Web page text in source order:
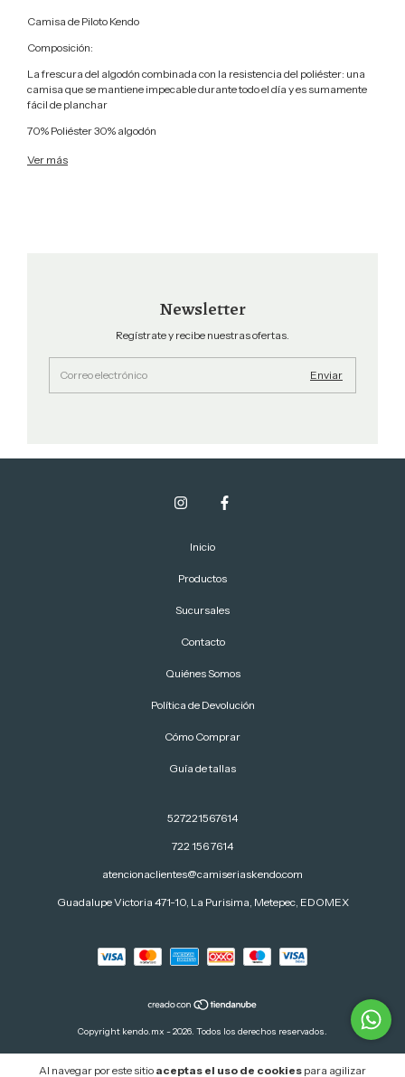
Al navegar por este sitio aceptas el uso de cookies para agilizar
Camisa de Piloto Kendo
Composición:
La frescura del algodón combinada con la resistencia del poliéster: una
camisa que se mantiene impecable durante todo el día y es sumamente
fácil de planchar
70% Poliéster 30% algodón
Ver más
Newsletter
Regístrate y recibe nuestras ofertas.
Inicio
Productos
Sucursales
Contacto
Quiénes Somos
Política de Devolución
Cómo Comprar
Guía de tallas
527221567614
722 156 7614
atencionaclientes@camiseriaskendo.com
Guadalupe Victoria 471-10, La Purisima, Metepec, EDOMEX
Copyright kendo.mx - 2026. Todos los derechos reservados.